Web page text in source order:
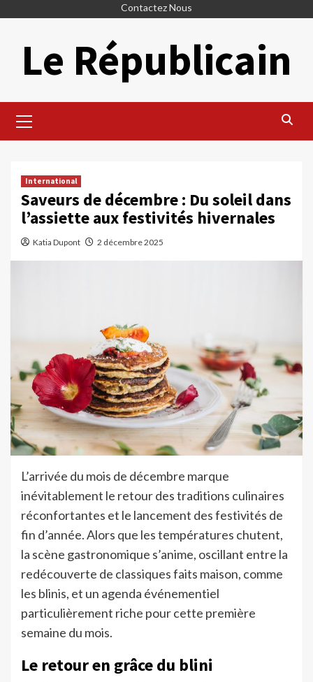
Contactez Nous
Le Républicain
Menu
International
Saveurs de décembre : Du soleil dans
l’assiette aux festivités hivernales
Katia Dupont 2 décembre 2025
L’arrivée du mois de décembre marque
inévitablement le retour des traditions culinaires
réconfortantes et le lancement des festivités de
fin d’année. Alors que les températures chutent,
la scène gastronomique s’anime, oscillant entre la
redécouverte de classiques faits maison, comme
les blinis, et un agenda événementiel
particulièrement riche pour cette première
semaine du mois.
Le retour en grâce du blini